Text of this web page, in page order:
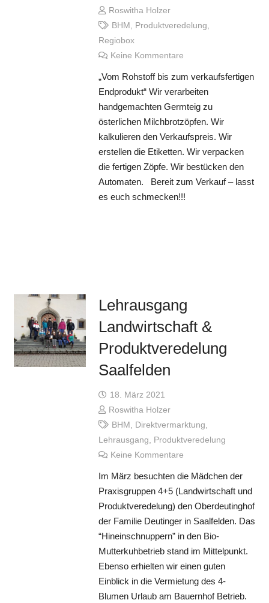
Roswitha Holzer
BHM
Produktveredelung
Regiobox
Keine Kommentare
„Vom Rohstoff bis zum verkaufsfertigen
Endprodukt“ Wir verarbeiten
handgemachten Germteig zu
österlichen Milchbrotzöpfen. Wir
kalkulieren den Verkaufspreis. Wir
erstellen die Etiketten. Wir verpacken
die fertigen Zöpfe. Wir bestücken den
Automaten. Bereit zum Verkauf – lasst
es euch schmecken!!!
Lehrausgang
Landwirtschaft &
Produktveredelung
Saalfelden
18. März 2021
Roswitha Holzer
BHM
Direktvermarktung
Lehrausgang
Produktveredelung
Keine Kommentare
Im März besuchten die Mädchen der
Praxisgruppen 4+5 (Landwirtschaft und
Produktveredelung) den Oberdeutinghof
der Familie Deutinger in Saalfelden. Das
“Hineinschnuppern” in den Bio-
Mutterkuhbetrieb stand im Mittelpunkt.
Ebenso erhielten wir einen guten
Einblick in die Vermietung des 4-
Blumen Urlaub am Bauernhof Betrieb.